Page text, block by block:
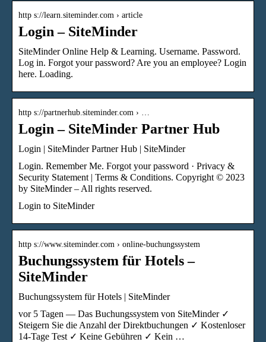
http s://learn.siteminder.com › article
Login – SiteMinder
SiteMinder Online Help & Learning. Username. Password.
Log in. Forgot your password? Are you an employee? Login
here. Loading.
http s://partnerhub.siteminder.com › …
Login – SiteMinder Partner Hub
Login | SiteMinder Partner Hub | SiteMinder
Login. Remember Me. Forgot your password · Privacy &
Security Statement | Terms & Conditions. Copyright © 2023
by SiteMinder – All rights reserved.
Login to SiteMinder
http s://www.siteminder.com › online-buchungssystem
Buchungssystem für Hotels –
SiteMinder
Buchungssystem für Hotels | SiteMinder
vor 5 Tagen — Das Buchungssystem von SiteMinder ✓
Steigern Sie die Anzahl der Direktbuchungen ✓ Kostenloser
14-Tage Test ✓ Keine Gebühren ✓ Kein …